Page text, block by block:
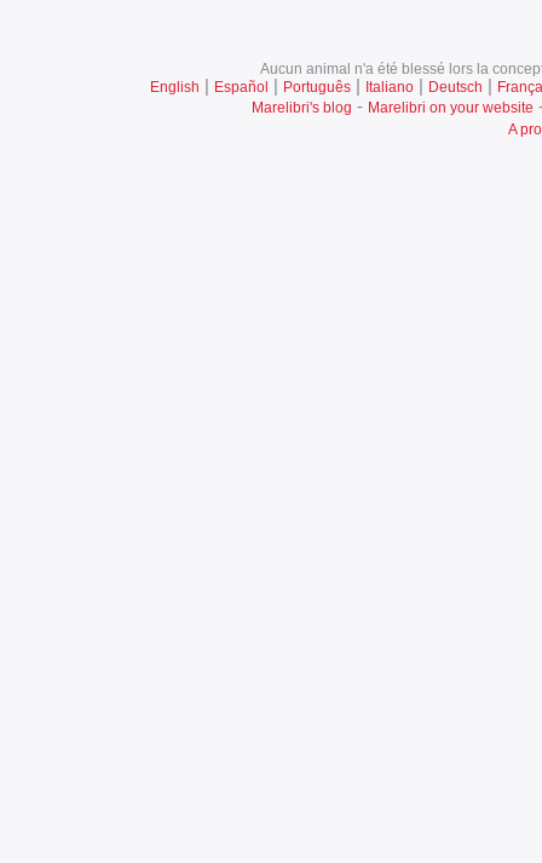
Aucun animal n'a été blessé lors la
English | Español | Português| Italiano| Deutsch |
Marelibri's blog - Marelibri on your website
A